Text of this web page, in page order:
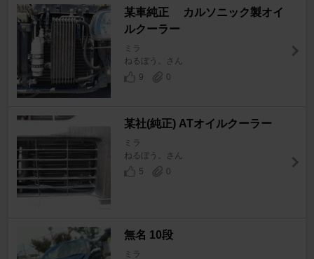
某車純正 カルソニック製オイ
ルクーラー
ミラ
ねるぼう。さん
9
0
某社(純正) ATオイルクーラー
ミラ
ねるぼう。さん
5
0
無名 10段
ミラ